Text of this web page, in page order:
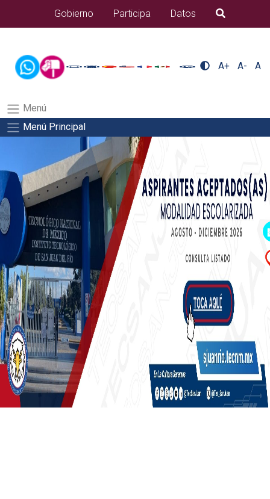
eventos/pdfSalida del comando:
Gobierno Participa Datos B�squeda
A+ A- A
Menú
Menú Principal